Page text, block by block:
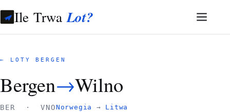
Ile TrwaLot?
← LOTY BERGEN
Bergen→Wilno
BER · VNONorwegia → Litwa